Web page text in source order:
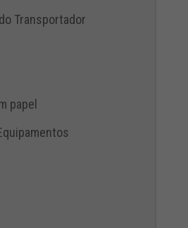
Transportador
papel